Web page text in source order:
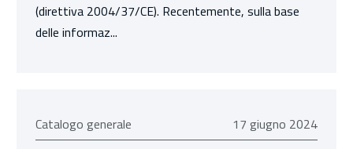
(direttiva 2004/37/CE). Recentemente, sulla base
delle informaz...
Catalogo generale 17 giugno 2024
17 giugno 2024